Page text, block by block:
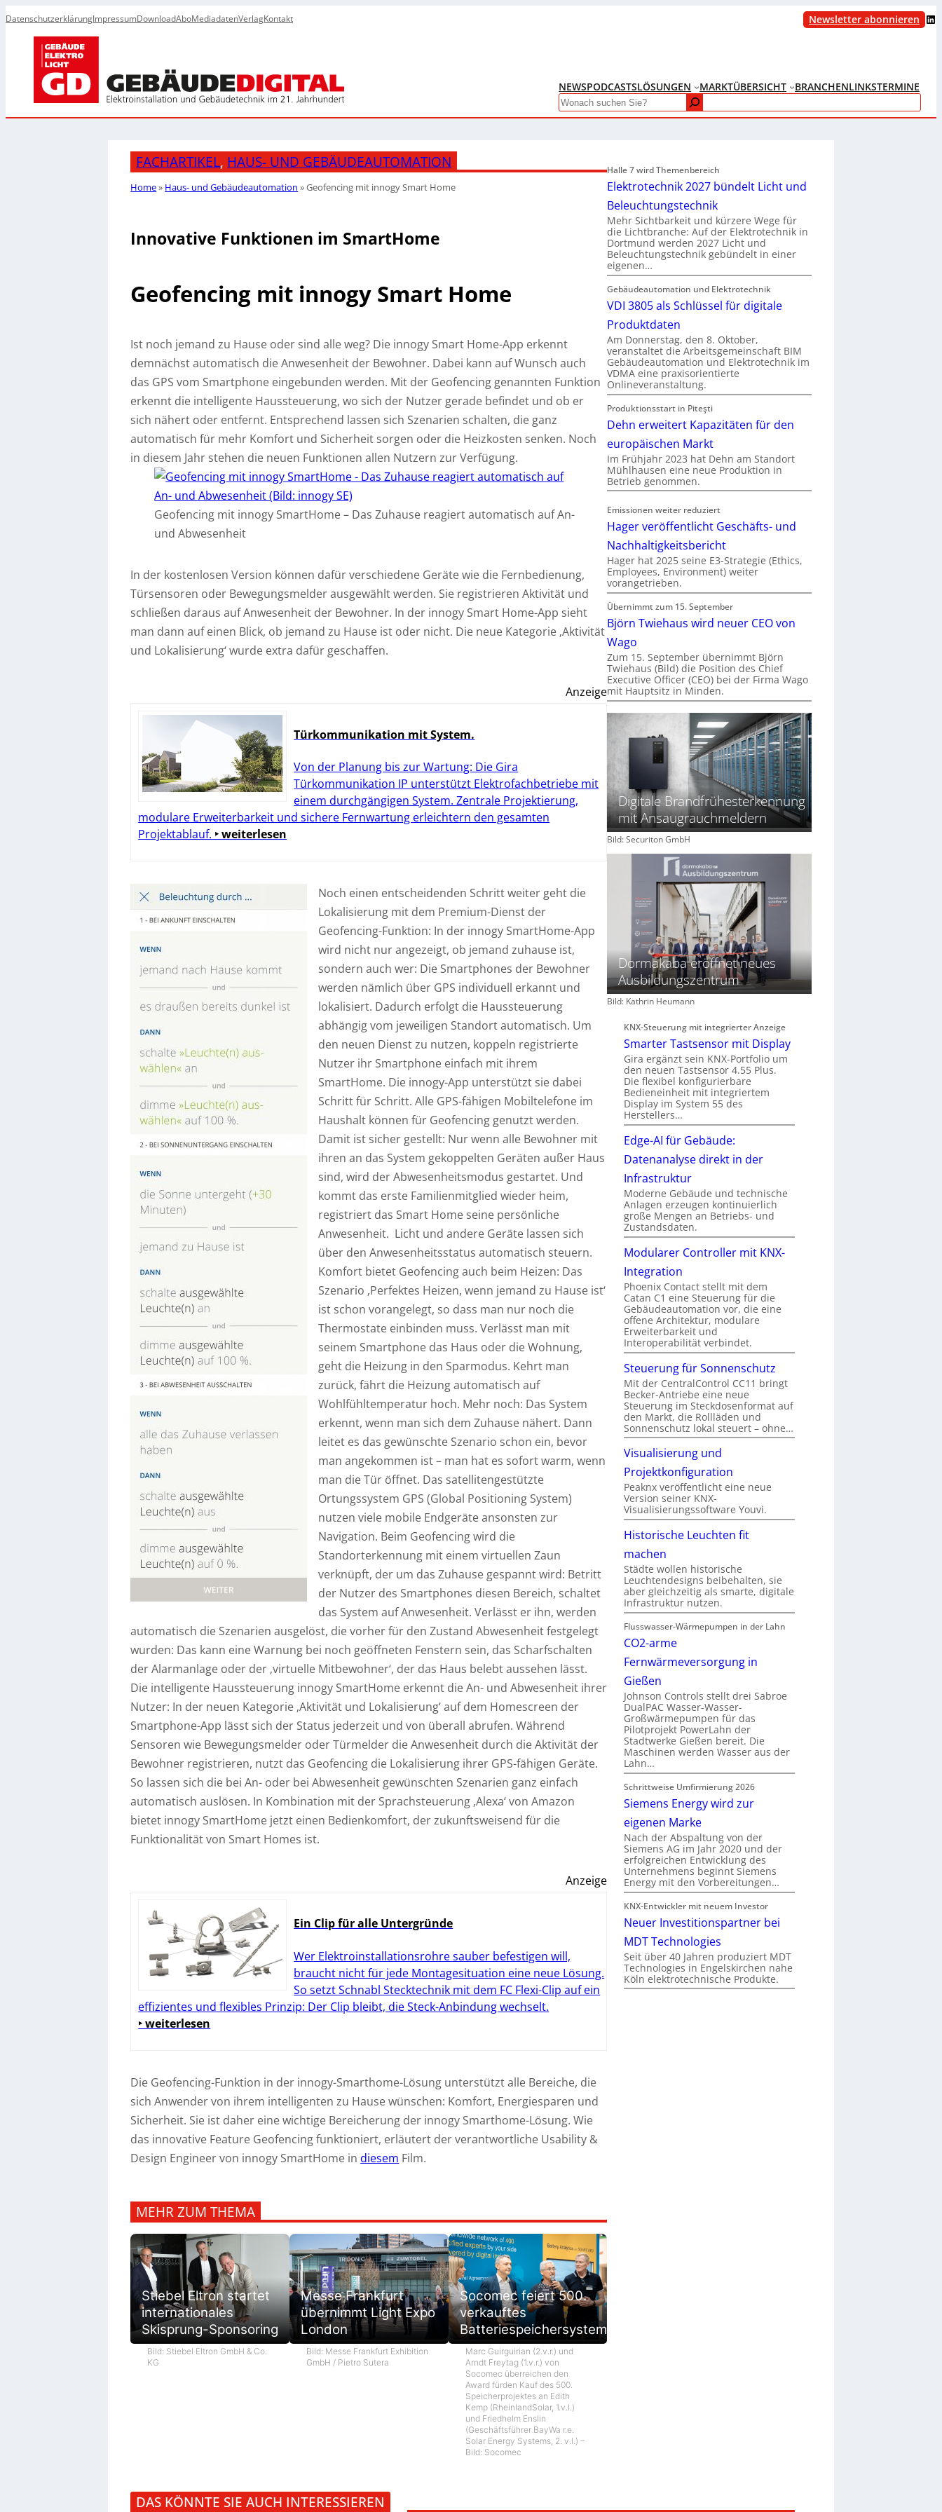
DatenschutzerklärungImpressumDownloadAboMediadatenVerlagKontakt Newsletter abonnieren LinkedIn
NEWSPODCASTSLÖSUNGEN MARKTÜBERSICHT BRANCHENLINKSTERMINE
Search
FACHARTIKEL, HAUS- UND GEBÄUDEAUTOMATION
Home» Haus- und Gebäudeautomation »Geofencing mit innogy Smart Home
Innovative Funktionen im SmartHome
Geofencing mit innogy Smart Home
Ist noch jemand zu Hause oder sind alle weg? Die innogy Smart Home-App erkennt
demnächst automatisch die Anwesenheit der Bewohner. Dabei kann auf Wunsch auch
das GPS vom Smartphone eingebunden werden. Mit der Geofencing genannten Funktion
erkennt die intelligente Haussteuerung, wo sich der Nutzer gerade befindet und ob er
sich nähert oder entfernt. Entsprechend lassen sich Szenarien schalten, die ganz
automatisch für mehr Komfort und Sicherheit sorgen oder die Heizkosten senken. Noch
in diesem Jahr stehen die neuen Funktionen allen Nutzern zur Verfügung.
Geofencing mit innogy SmartHome – Das Zuhause reagiert automatisch auf An-
und Abwesenheit
In der kostenlosen Version können dafür verschiedene Geräte wie die Fernbedienung,
Türsensoren oder Bewegungsmelder ausgewählt werden. Sie registrieren Aktivität und
schließen daraus auf Anwesenheit der Bewohner. In der innogy Smart Home-App sieht
man dann auf einen Blick, ob jemand zu Hause ist oder nicht. Die neue Kategorie ‚Aktivität
und Lokalisierung‘ wurde extra dafür geschaffen.
Anzeige
Türkommunikation mit System.
Von der Planung bis zur Wartung: Die Gira
Türkommunikation IP unterstützt Elektrofachbetriebe mit
einem durchgängigen System. Zentrale Projektierung,
modulare Erweiterbarkeit und sichere Fernwartung erleichtern den gesamten
Projektablauf. ‣ weiterlesen
Noch einen entscheidenden Schritt weiter geht die
Lokalisierung mit dem Premium-Dienst der
Geofencing-Funktion: In der innogy SmartHome-App
wird nicht nur angezeigt, ob jemand zuhause ist,
sondern auch wer: Die Smartphones der Bewohner
werden nämlich über GPS individuell erkannt und
lokalisiert. Dadurch erfolgt die Haussteuerung
abhängig vom jeweiligen Standort automatisch. Um
den neuen Dienst zu nutzen, koppeln registrierte
Nutzer ihr Smartphone einfach mit ihrem
SmartHome. Die innogy-App unterstützt sie dabei
Schritt für Schritt. Alle GPS-fähigen Mobiltelefone im
Haushalt können für Geofencing genutzt werden.
Damit ist sicher gestellt: Nur wenn alle Bewohner mit
ihren an das System gekoppelten Geräten außer Haus
sind, wird der Abwesenheitsmodus gestartet. Und
kommt das erste Familienmitglied wieder heim,
registriert das Smart Home seine persönliche
Anwesenheit. Licht und andere Geräte lassen sich
über den Anwesenheitsstatus automatisch steuern.
Komfort bietet Geofencing auch beim Heizen: Das
Szenario ‚Perfektes Heizen, wenn jemand zu Hause ist‘
ist schon vorangelegt, so dass man nur noch die
Thermostate einbinden muss. Verlässt man mit
seinem Smartphone das Haus oder die Wohnung,
geht die Heizung in den Sparmodus. Kehrt man
zurück, fährt die Heizung automatisch auf
Wohlfühltemperatur hoch. Mehr noch: Das System
erkennt, wenn man sich dem Zuhause nähert. Dann
leitet es das gewünschte Szenario schon ein, bevor
man angekommen ist – man hat es sofort warm, wenn
man die Tür öffnet. Das satellitengestützte
Ortungssystem GPS (Global Positioning System)
nutzen viele mobile Endgeräte ansonsten zur
Navigation. Beim Geofencing wird die
Standorterkennung mit einem virtuellen Zaun
verknüpft, der um das Zuhause gespannt wird: Betritt
der Nutzer des Smartphones diesen Bereich, schaltet
das System auf Anwesenheit. Verlässt er ihn, werden
automatisch die Szenarien ausgelöst, die vorher für den Zustand Abwesenheit festgelegt
wurden: Das kann eine Warnung bei noch geöffneten Fenstern sein, das Scharfschalten
der Alarmanlage oder der ‚virtuelle Mitbewohner‘, der das Haus belebt aussehen lässt.
Die intelligente Haussteuerung innogy SmartHome erkennt die An- und Abwesenheit ihrer
Nutzer: In der neuen Kategorie ‚Aktivität und Lokalisierung‘ auf dem Homescreen der
Smartphone-App lässt sich der Status jederzeit und von überall abrufen. Während
Sensoren wie Bewegungsmelder oder Türmelder die Anwesenheit durch die Aktivität der
Bewohner registrieren, nutzt das Geofencing die Lokalisierung ihrer GPS-fähigen Geräte.
So lassen sich die bei An- oder bei Abwesenheit gewünschten Szenarien ganz einfach
automatisch auslösen. In Kombination mit der Sprachsteuerung ‚Alexa‘ von Amazon
bietet innogy SmartHome jetzt einen Bedienkomfort, der zukunftsweisend für die
Funktionalität von Smart Homes ist.
Anzeige
Ein Clip für alle Untergründe
Wer Elektroinstallationsrohre sauber befestigen will,
braucht nicht für jede Montagesituation eine neue Lösung.
So setzt Schnabl Stecktechnik mit dem FC Flexi-Clip auf ein
effizientes und flexibles Prinzip: Der Clip bleibt, die Steck-Anbindung wechselt.
‣ weiterlesen
Die Geofencing-Funktion in der innogy-Smarthome-Lösung unterstützt alle Bereiche, die
sich Anwender von ihrem intelligenten zu Hause wünschen: Komfort, Energiesparen und
Sicherheit. Sie ist daher eine wichtige Bereicherung der innogy Smarthome-Lösung. Wie
das innovative Feature Geofencing funktioniert, erläutert der verantwortliche Usability &
Design Engineer von innogy SmartHome indiesem Film.
MEHR ZUM THEMA
Stiebel Eltron startet
internationales
Skisprung-Sponsoring
Bild: Stiebel Eltron GmbH & Co.
KG
Messe Frankfurt
übernimmt Light Expo
London
Bild: Messe Frankfurt Exhibition
GmbH / Pietro Sutera
Socomec feiert 500.
verkauftes
Batteriespeichersystem
Marc Guirguirian (2.v.r.) und
Arndt Freytag (1.v.r.) von
Socomec überreichen den
Award fürden Kauf des 500.
Speicherprojektes an Edith
Kemp (RheinlandSolar, 1.v.l.)
und Friedhelm Enslin
(Geschäftsführer BayWa r.e.
Solar Energy Systems, 2. v.l.) –
Bild: Socomec
Halle 7 wird Themenbereich
Elektrotechnik 2027 bündelt Licht und
Beleuchtungstechnik
Mehr Sichtbarkeit und kürzere Wege für
die Lichtbranche: Auf der Elektrotechnik in
Dortmund werden 2027 Licht und
Beleuchtungstechnik gebündelt in einer
eigenen…
Gebäudeautomation und Elektrotechnik
VDI 3805 als Schlüssel für digitale
Produktdaten
Am Donnerstag, den 8. Oktober,
veranstaltet die Arbeitsgemeinschaft BIM
Gebäudeautomation und Elektrotechnik im
VDMA eine praxisorientierte
Onlineveranstaltung.
Produktionsstart in Piteşti
Dehn erweitert Kapazitäten für den
europäischen Markt
Im Frühjahr 2023 hat Dehn am Standort
Mühlhausen eine neue Produktion in
Betrieb genommen.
Emissionen weiter reduziert
Hager veröffentlicht Geschäfts- und
Nachhaltigkeitsbericht
Hager hat 2025 seine E3-Strategie (Ethics,
Employees, Environment) weiter
vorangetrieben.
Übernimmt zum 15. September
Björn Twiehaus wird neuer CEO von
Wago
Zum 15. September übernimmt Björn
Twiehaus (Bild) die Position des Chief
Executive Officer (CEO) bei der Firma Wago
mit Hauptsitz in Minden.
Digitale Brandfrühesterkennung
mit Ansaugrauchmeldern
Bild: Securiton GmbH
Dormakaba eröffnet neues
Ausbildungszentrum
Bild: Kathrin Heumann
KNX-Steuerung mit integrierter Anzeige
Smarter Tastsensor mit Display
Gira ergänzt sein KNX-Portfolio um
den neuen Tastsensor 4.55 Plus.
Die flexibel konfigurierbare
Bedieneinheit mit integriertem
Display im System 55 des
Herstellers…
Edge-AI für Gebäude:
Datenanalyse direkt in der
Infrastruktur
Moderne Gebäude und technische
Anlagen erzeugen kontinuierlich
große Mengen an Betriebs- und
Zustandsdaten.
Modularer Controller mit KNX-
Integration
Phoenix Contact stellt mit dem
Catan C1 eine Steuerung für die
Gebäudeautomation vor, die eine
offene Architektur, modulare
Erweiterbarkeit und
Interoperabilität verbindet.
Steuerung für Sonnenschutz
Mit der CentralControl CC11 bringt
Becker-Antriebe eine neue
Steuerung im Steckdosenformat auf
den Markt, die Rollläden und
Sonnenschutz lokal steuert – ohne…
Visualisierung und
Projektkonfiguration
Peaknx veröffentlicht eine neue
Version seiner KNX-
Visualisierungssoftware Youvi.
Historische Leuchten fit
machen
Städte wollen historische
Leuchtendesigns beibehalten, sie
aber gleichzeitig als smarte, digitale
Infrastruktur nutzen.
Flusswasser-Wärmepumpen in der Lahn
CO2-arme
Fernwärmeversorgung in
Gießen
Johnson Controls stellt drei Sabroe
DualPAC Wasser-Wasser-
Großwärmepumpen für das
Pilotprojekt PowerLahn der
Stadtwerke Gießen bereit. Die
Maschinen werden Wasser aus der
Lahn…
Schrittweise Umfirmierung 2026
Siemens Energy wird zur
eigenen Marke
Nach der Abspaltung von der
Siemens AG im Jahr 2020 und der
erfolgreichen Entwicklung des
Unternehmens beginnt Siemens
Energy mit den Vorbereitungen…
KNX-Entwickler mit neuem Investor
Neuer Investitionspartner bei
MDT Technologies
Seit über 40 Jahren produziert MDT
Technologies in Engelskirchen nahe
Köln elektrotechnische Produkte.
DAS KÖNNTE SIE AUCH INTERESSIEREN